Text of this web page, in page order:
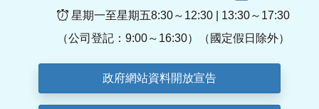
星期一至星期五8:30～12:30 | 13:30～17:30
（公司登記：9:00～16:30）（國定假日除外）
政府網站資料開放宣告